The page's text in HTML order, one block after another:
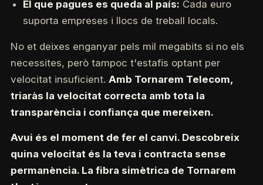
El que pagues es queda al país: Cada euro
suporta empreses i llocs de treball locals.
No et deixes enganyar pels mil megabits si no els
necessites, però tampoc t'estafis optant per
velocitat insuficient. Amb Tornarem Telecom,
triaràs la velocitat correcta amb tota la
transparència i confiança que mereixen.
Avui és el moment de fer el canvi. Descobreix
quina velocitat és la teva i contracta sense
permanència. La fibra simètrica de Tornarem